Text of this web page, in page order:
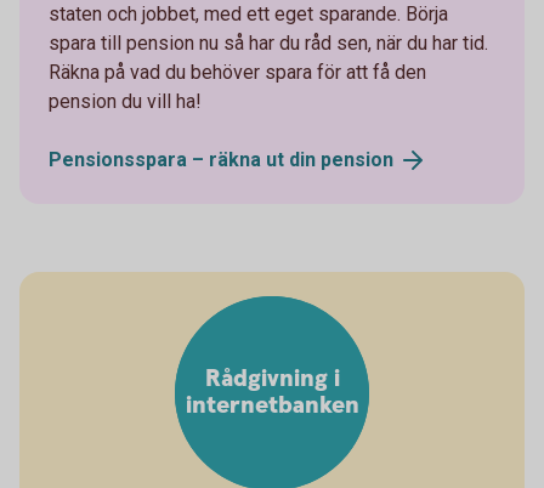
staten och jobbet, med ett eget sparande. Börja
spara till pension nu så har du råd sen, när du har tid.
Räkna på vad du behöver spara för att få den
pension du vill ha!
Pensionsspara – räkna ut din pension
Rådgivning i
internetbanken